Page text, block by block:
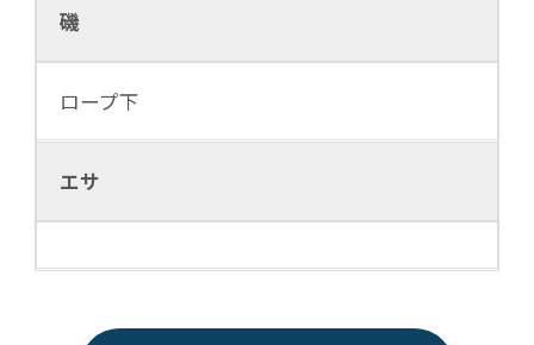
磯
ロープ下
エサ